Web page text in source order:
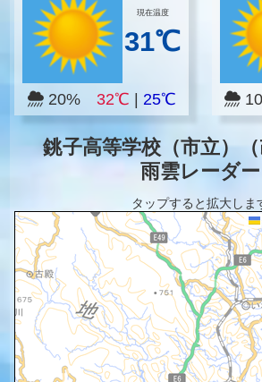
現在温度
31℃
20% 32℃ 25℃
銚子高等学校（市立）
雨雲レーダー
タップすると拡大しま